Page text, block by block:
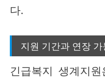
다.
지원 기간과 연장
긴급복지 생계지